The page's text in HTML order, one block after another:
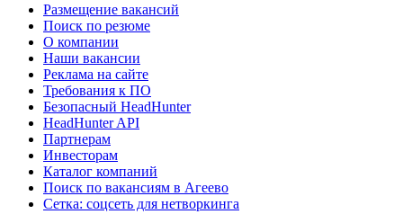
Размещение вакансий
Поиск по резюме
О компании
Наши вакансии
Реклама на сайте
Требования к ПО
Безопасный HeadHunter
HeadHunter API
Партнерам
Инвесторам
Каталог компаний
Поиск по вакансиям в Агеево
Сетка: соцсеть для нетворкинга